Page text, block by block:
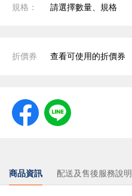
規格： 請選擇數量、規格
折價券 查看可使用的折價券
商品資訊 配送及售後服務說明